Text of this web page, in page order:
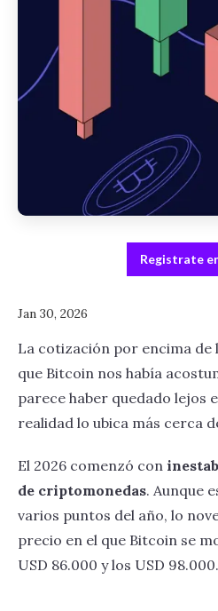
Registrate
Jan 30, 2026
La cotización por encima de
que Bitcoin nos había
parece haber quedado lejos
realidad lo ubica más cerca
El 2026 comenzó con
de criptomonedas. Aunque
varios puntos del año, lo
precio en el que Bitcoin se
USD 86.000 y los USD 98.000.